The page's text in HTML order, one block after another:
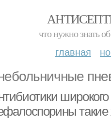
что нужно знать
главная